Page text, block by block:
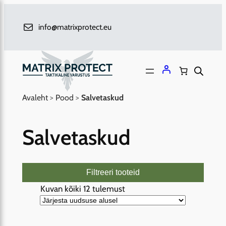
info@matrixprotect.eu
Avaleht> Pood > Salvetaskud
Salvetaskud
Filtreeri tooteid
Kuvan kõiki 12 tulemustS